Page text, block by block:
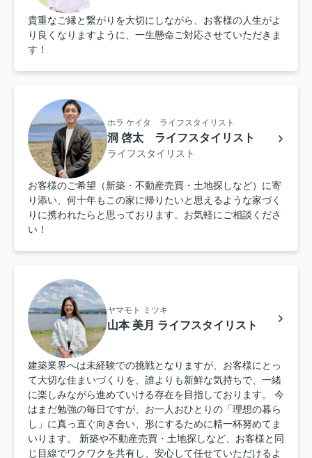
貴重なご縁と繋がりを大切にしながら、お客様の人生がよ
り良くなりますように、一生懸命ご対応させていただきま
す！
ホラ ケイタ ライフスタイリスト
洞 啓太 ライフスタイリスト
ライフスタイリスト
お客様のご希望（新築・不動産売買・土地探しなど）に寄
り添い、何十年もこの家に帰りたいと思えるような家づく
りに携われたらと思っております。お気軽にご相談くださ
い！
ヤマモト ミツキ
山本 美月 ライフスタイリスト
建築業界へは未経験での挑戦となりますが、お客様にとっ
て大切な住まいづくりを、誰よりも新鮮な気持ちで、一緒
に楽しみながら進めていける存在を目指しております。 今
はまだ勉強の毎日ですが、お一人おひとりの「理想の暮ら
し」に真っ直ぐ向き合い、形にするために精一杯努めてま
いります。 新築や不動産売買・土地探しなど、お客様と同
じ目線でワクワクを共有し、安心して任せていただけるよ